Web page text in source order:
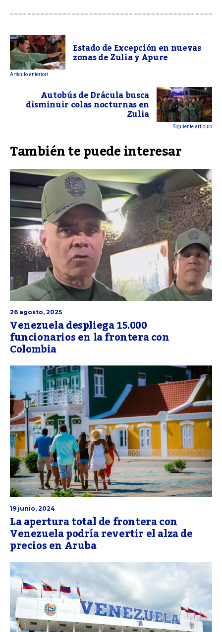
Estado de Excepción en nuevas
zonas de Zulia y Apure
Articulo anteriori
Autobús de Drácula busca
disminuir colas nocturnas en
Zulia
Siguiente articulo
También te puede interesar
26 agosto, 2025
Venezuela despliega 15.000
funcionarios en la frontera con
Colombia
19 junio, 2024
La apertura total de frontera con
Venezuela podría revertir el alza de
precios en Aruba